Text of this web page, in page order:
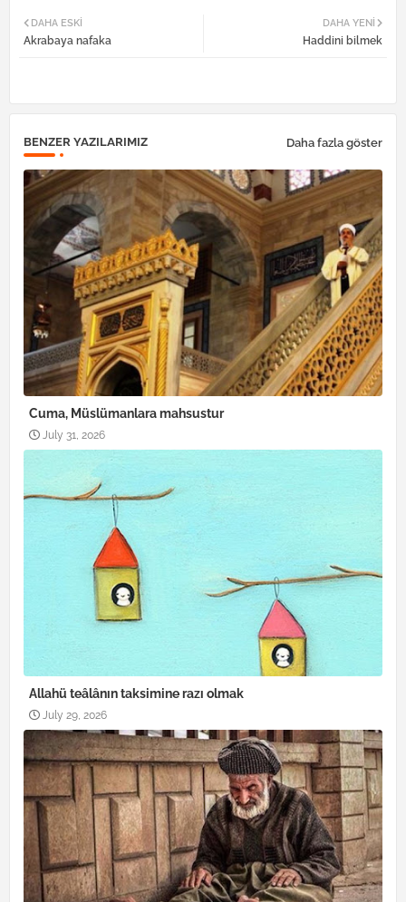
DAHA YENI
Haddini bilmek
DAHA ESKI
Akrabaya nafaka
BENZER YAZILARIMIZ Daha fazla göster
Cuma, Müslümanlara mahsustur
July 31, 2026
Allahü teâlânın taksimine razı olmak
July 29, 2026